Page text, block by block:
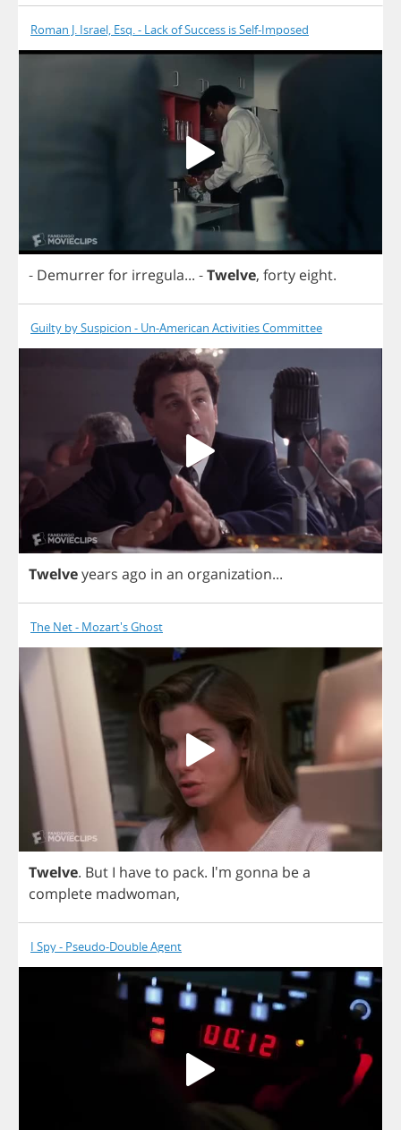
Roman J. Israel, Esq. - Lack of Success is Self-Imposed
- Demurrerfor irregula... -Twelve, forty eight.
Guilty by Suspicion - Un-American Activities Committee
Twelveyears ago in an organization...
The Net - Mozart's Ghost
Twelve. But I haveto pack. I'm gonna bea
complete madwoman,
I Spy - Pseudo-Double Agent